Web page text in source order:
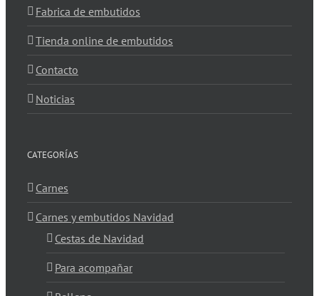
Fabrica de embutidos
Tienda online de embutidos
Contacto
Noticias
CATEGORÍAS
Carnes
Carnes y embutidos Navidad
Cestas de Navidad
Para acompañar